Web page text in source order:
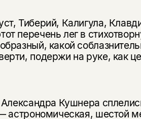
Тиберий, Калигула,
перечень лег в
какой
подержи на руке, как
Кушнера
астро­номическая, шестой